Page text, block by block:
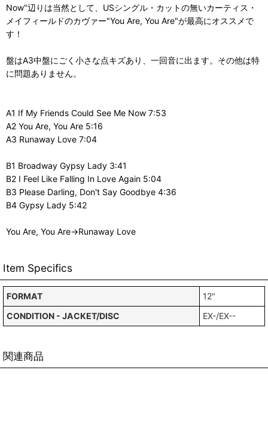
Now"辺りは当然として、USシングル・カットの無いカーティス・
メイフィールドのカヴァー"You Are, You Are"が最高にオススメで
す！
盤はA3中盤にごく小さな点キズあり、一回音に出ます。その他は特
に問題ありません。
A1 If My Friends Could See Me Now 7:53
A2 You Are, You Are 5:16
A3 Runaway Love 7:04
B1 Broadway Gypsy Lady 3:41
B2 I Feel Like Falling In Love Again 5:04
B3 Please Darling, Don't Say Goodbye 4:36
B4 Gypsy Lady 5:42
You Are, You Are→Runaway Love
Item Specifics
FORMAT
12"
CONDITION - JACKET/DISC
EX-/EX--
関連商品